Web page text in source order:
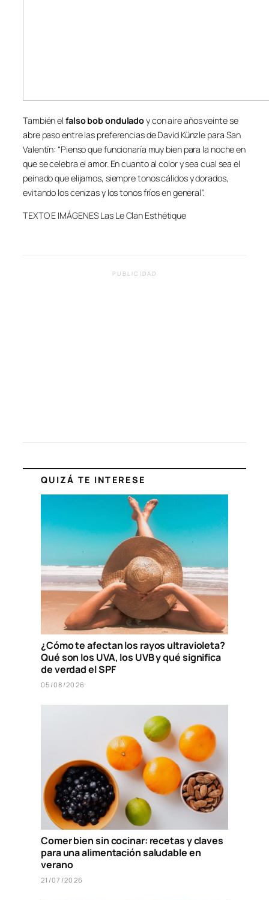
También el falso bob onduladoy con aire años veinte se
abre paso entre las preferencias de David Künzle para San
Valentín: “Pienso que funcionaría muy bien para la noche en
que se celebra el amor. En cuanto al color y sea cual sea el
peinado que elijamos, siempre tonos cálidos y dorados,
evitando los cenizas y los tonos fríos en general”.
TEXTO E IMÁGENES Las Le Clan Esthétique
PUBLICIDAD
QUIZÁ TE INTERESE
¿Cómo te afectan los rayos ultravioleta?
Qué son los UVA, los UVB y qué significa
de verdad el SPF
05/08/2026
Comer bien sin cocinar: recetas y claves
para una alimentación saludable en
verano
21/07/2026